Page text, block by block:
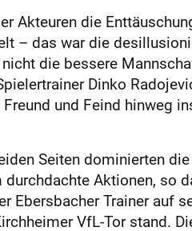
Akteuren die
– das war die
die bessere
Dinko
und Feind hinweg
Seiten dominierten
Aktionen, so
Ebersbacher Trainer auf
VfL-Tor stand.